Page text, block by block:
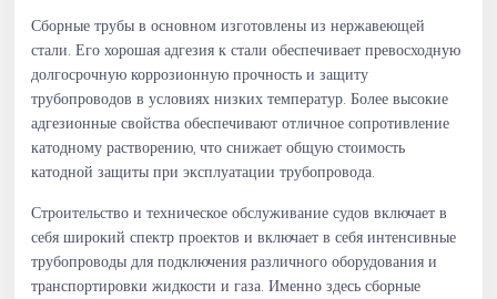
Сборные трубы в основном изготовлены из нержавеющей
стали. Его хорошая адгезия к стали обеспечивает превосходную
долгосрочную коррозионную прочность и защиту
трубопроводов в условиях низких температур. Более высокие
адгезионные свойства обеспечивают отличное сопротивление
катодному растворению, что снижает общую стоимость
катодной защиты при эксплуатации трубопровода.
Строительство и техническое обслуживание судов включает в
себя широкий спектр проектов и включает в себя интенсивные
трубопроводы для подключения различного оборудования и
транспортировки жидкости и газа. Именно здесь сборные